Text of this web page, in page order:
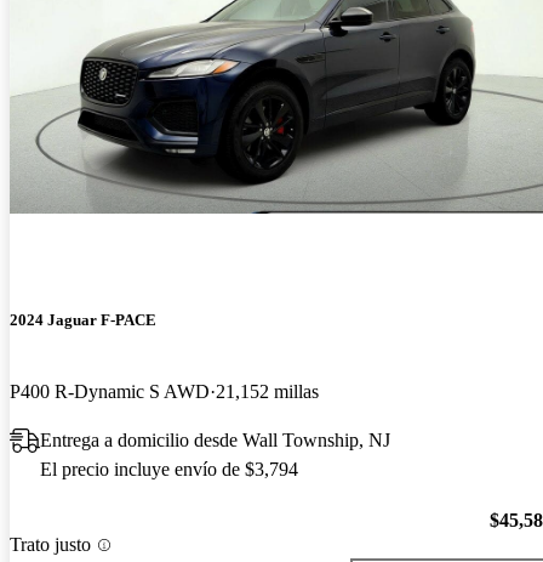
2024 Jaguar F-PACE
P400 R-Dynamic S AWD 21,152 millas
Entrega a domicilio desde Wall Township, NJ
El precio incluye envío de $3,794
Trato justo